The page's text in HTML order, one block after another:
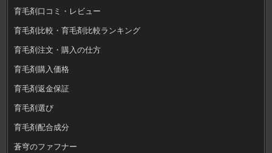
育毛剤口コミ・レビュー
育毛剤比較・育毛剤比較ランキング
育毛剤注文・購入の仕方
育毛剤購入価格
育毛剤返金保証
育毛剤選び
育毛剤配合成分
蒼穹のファフナー